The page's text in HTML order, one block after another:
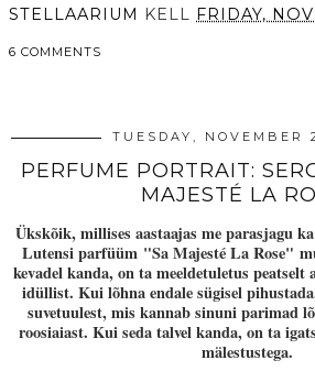
STELLAARIUM KELL FRIDAY,
6 COMMENTS
TUESDAY, NOVEMBER
PERFUME PORTRAIT:
MAJESTÉ LA
Ükskõik, millises aastaajas me parasjagu
Lutensi parfüüm "Sa Majesté La Rose"
kevadel kanda, on ta meeldetuletus peatselt
idüllist. Kui lõhna endale sügisel
suvetuulest, mis kannab sinuni parimad
roosiaiast. Kui seda talvel kanda, on ta
mälestustega.